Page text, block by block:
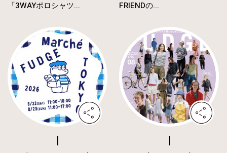
「3WAYポロシャツ...
FRIENDの...